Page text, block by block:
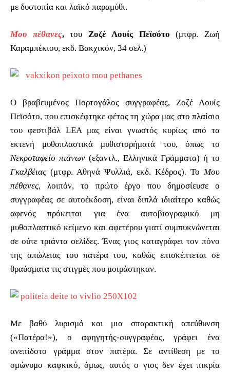
με δυστοπία και λαϊκό παραμύθι.
Μου πέθανες,τουΖοζέ Λουίς Πεϊσότο (μτφρ. Ζωή
Καραμπέκιου, εκδ. Βακχικόν, 34 σελ.)
Ο βραβευμένος Πορτογάλος συγγραφέας, Ζοζέ Λουίς
Πεϊσότο, που επισκέφτηκε φέτος τη χώρα μας στο πλαίσιο
του φεστιβάλ LEA μας είναι γνωστός κυρίως από τα
εκτενή μυθοπλαστικά μυθιστορήματά του, όπως το
Νεκροταφείο πιάνων (εξαντλ., Ελληνικά Γράμματα) ή το
Γκαλβέιας (μτφρ. Αθηνά Ψυλλιά, εκδ. Κέδρος). Το Μου
πέθανες, λοιπόν, το πρώτο έργο που δημοσίευσε ο
συγγραφέας σε αυτοέκδοση, είναι διπλά ιδιαίτερο καθώς
αφενός πρόκειται για ένα αυτοβιογραφικό μη
μυθοπλαστικό κείμενο και αφετέρου γιατί συμπυκνώνεται
σε ούτε τριάντα σελίδες. Ένας γιος καταγράφει τον πόνο
της απώλειας του πατέρα του, καθώς επισκέπτεται σε
θραύσματα τις στιγμές που μοιράστηκαν.
Με βαθύ λυρισμό και μια σπαρακτική απεύθυνση
(«Πατέρα!»), ο αφηγητής-συγγραφέας, γράφει ένα
ανεπίδοτο γράμμα στον πατέρα. Σε αντίθεση με το
ομώνυμο καφκικό, όμως, αυτός ο γιος δεν έχει πικρία